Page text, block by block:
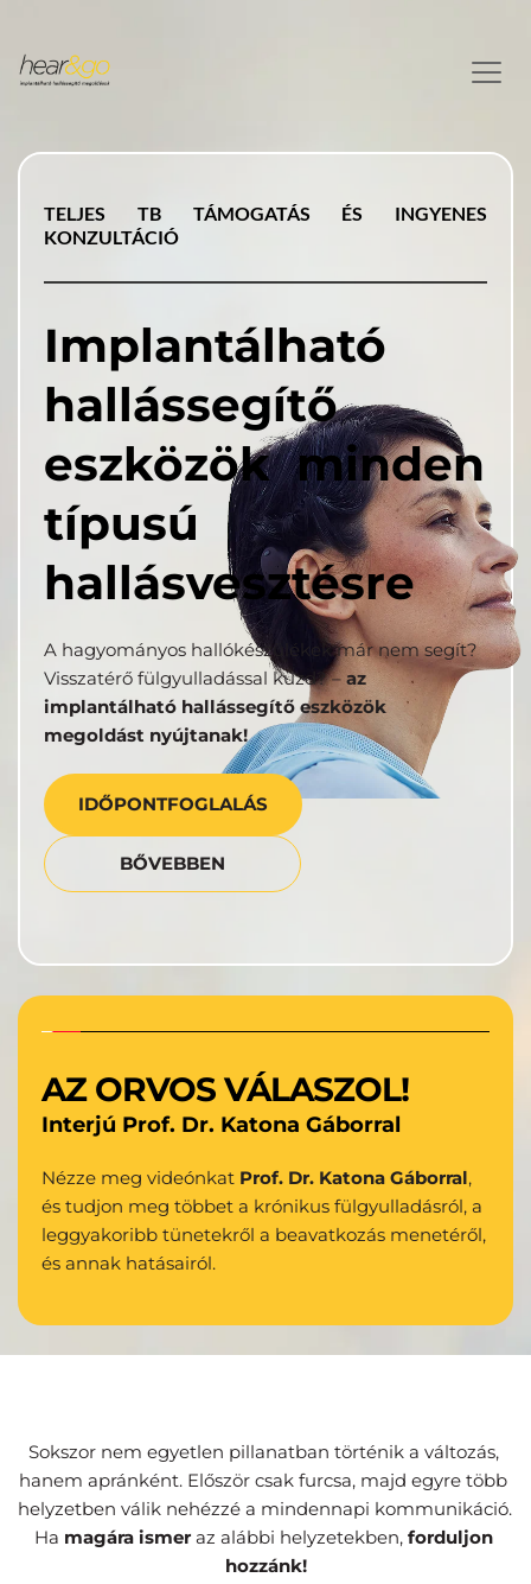
TELJES TB TÁMOGATÁS ÉS INGYENES
KONZULTÁCIÓ
Implantálható
hallássegítő
eszközök minden
típusú
hallásvesztésre
A hagyományos hallókészülékek már nem segít?
Visszatérő fülgyulladással küzd? – az
implantálható hallássegítő eszközök
megoldást nyújtanak!
IDŐPONTFOGLALÁS
BŐVEBBEN
AZ ORVOS VÁLASZOL!
Interjú Prof. Dr. Katona Gáborral
Nézze meg videónkat Prof. Dr. Katona Gáborral,
és tudjon meg többet a krónikus fülgyulladásról, a
leggyakoribb tünetekről a beavatkozás menetéről,
és annak hatásairól.
Sokszor nem egyetlen pillanatban történik a változás,
hanem apránként. Először csak furcsa, majd egyre több
helyzetben válik nehézzé a mindennapi kommunikáció.
Ha magára ismer az alábbi helyzetekben, forduljon
hozzánk!